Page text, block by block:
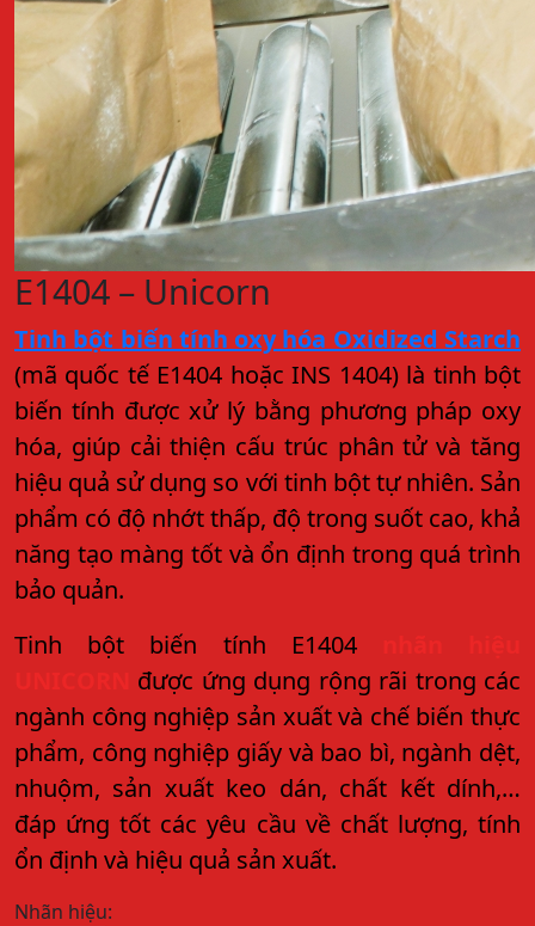
E1404 – Unicorn
Tinh bột biến tính oxy hóa Oxidized Starch
(mã quốc tế E1404 hoặc INS 1404) là tinh bột
biến tính được xử lý bằng phương pháp oxy
hóa, giúp cải thiện cấu trúc phân tử và tăng
hiệu quả sử dụng so với tinh bột tự nhiên. Sản
phẩm có độ nhớt thấp, độ trong suốt cao, khả
năng tạo màng tốt và ổn định trong quá trình
bảo quản.
Tinh bột biến tính E1404
được ứng dụng rộng rãi trong các
ngành công nghiệp sản xuất và chế biến thực
phẩm, công nghiệp giấy và bao bì, ngành dệt,
nhuộm, sản xuất keo dán, chất kết dính,…
đáp ứng tốt các yêu cầu về chất lượng, tính
ổn định và hiệu quả sản xuất.
Nhãn hiệu: